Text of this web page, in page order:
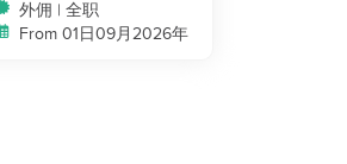
外佣 | 全职
From 01日09月2026年